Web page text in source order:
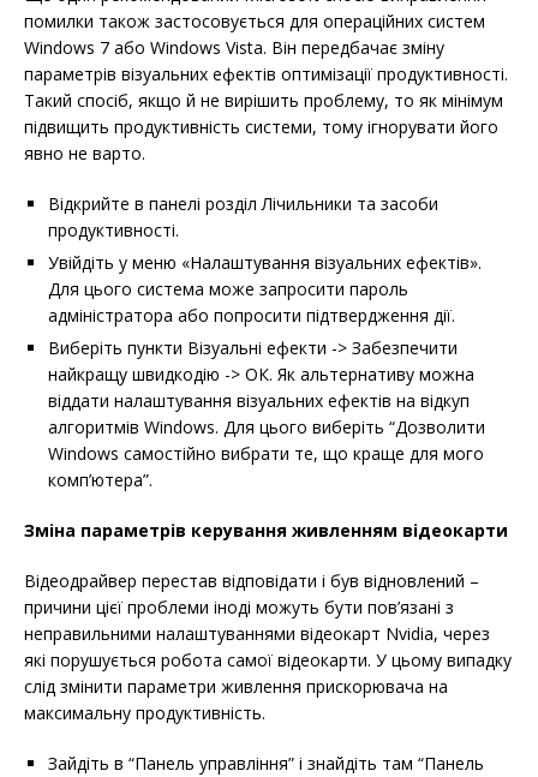
помилки також застосовується для операційних систем
Windows 7 або Windows Vista. Він передбачає зміну
параметрів візуальних ефектів оптимізації продуктивності.
Такий спосіб, якщо й не вирішить проблему, то як мінімум
підвищить продуктивність системи, тому ігнорувати його
явно не варто.
Відкрийте в панелі розділ Лічильники та засоби
продуктивності.
Увійдіть у меню «Налаштування візуальних ефектів».
Для цього система може запросити пароль
адміністратора або попросити підтвердження дії.
Виберіть пункти Візуальні ефекти -> Забезпечити
найкращу швидкодію -> ОК. Як альтернативу можна
віддати налаштування візуальних ефектів на відкуп
алгоритмів Windows. Для цього виберіть “Дозволити
Windows самостійно вибрати те, що краще для мого
комп’ютера”.
Зміна параметрів керування живленням відеокарти
Відеодрайвер перестав відповідати і був відновлений –
причини цієї проблеми іноді можуть бути пов’язані з
неправильними налаштуваннями відеокарт Nvidia, через
які порушується робота самої відеокарти. У цьому випадку
слід змінити параметри живлення прискорювача на
максимальну продуктивність.
Зайдіть в “Панель управління” і знайдіть там “Панель